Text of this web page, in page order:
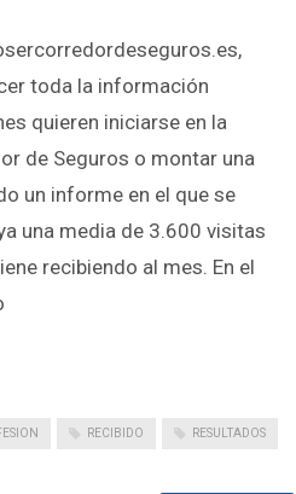
toda la información
quieren iniciarse en la
de Seguros o montar una
un informe en el que se
una media de 3.600 visitas
recibiendo al mes. En el
RECIBIDO RESULTADOS